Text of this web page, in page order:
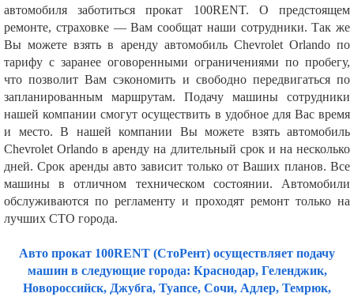
автомобиля заботиться прокат 100RENT. О предстоящем
ремонте, страховке — Вам сообщат наши сотрудники. Так же
Вы можете взять в аренду автомобиль Chevrolet Orlando по
тарифу с заранее оговоренными ограничениями по пробегу,
что позволит Вам сэкономить и свободно передвигаться по
запланированным маршрутам. Подачу машины сотрудники
нашей компании смогут осуществить в удобное для Вас время
и место. В нашей компании Вы можете взять автомобиль
Chevrolet Orlando в аренду на длительный срок и на несколько
дней. Срок аренды авто зависит только от Ваших планов. Все
машины в отличном техническом состоянии. Автомобили
обслуживаются по регламенту и проходят ремонт только на
лучших СТО города.
Авто прокат 100RENT (СтоРент) осуществляет подачу
машин в следующие города: Краснодар, Геленджик,
Новороссийск, Джубга, Туапсе, Сочи, Адлер, Темрюк,